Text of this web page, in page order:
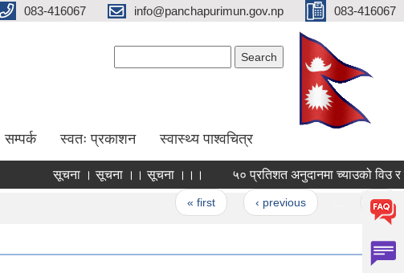
083-416067 info@panchapurimun.gov.np 083-416067
सम्पर्क स्वतः प्रकाशन स्वास्थ्य पाश्वचित्र
सूचना । सूचना ।। सूचना ।।। ५० प्रतिशत अनुदानमा च्याउको विउ र
« first ‹ previous